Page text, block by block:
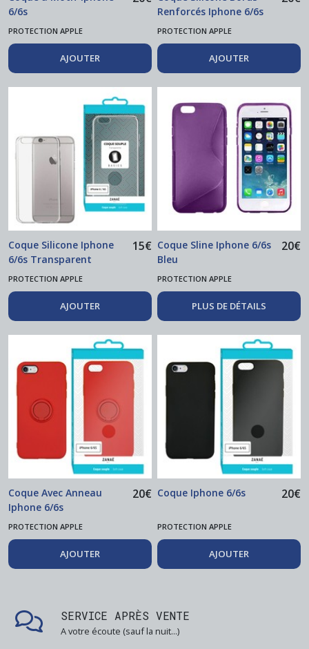
6/6s
PROTECTION APPLE
AJOUTER
Renforcés Iphone 6/6s
Transparent
PROTECTION APPLE
AJOUTER
Coque Silicone Iphone
6/6s Transparent
15€
PROTECTION APPLE
AJOUTER
Coque Sline Iphone 6/6s
Bleu
20€
PROTECTION APPLE
PLUS DE DÉTAILS
Coque Avec Anneau
Iphone 6/6s
20€
PROTECTION APPLE
AJOUTER
Coque Iphone 6/6s 20€
PROTECTION APPLE
AJOUTER
SERVICE APRÈS VENTE
A votre écoute (sauf la nuit...)